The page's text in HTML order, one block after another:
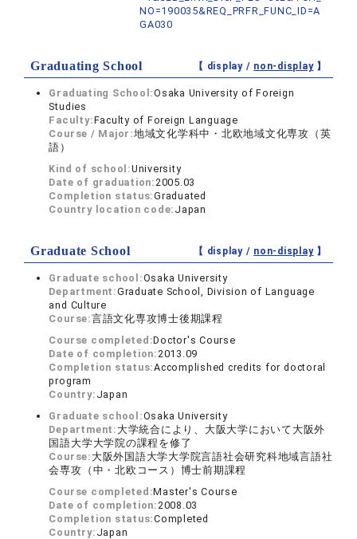
NO=190035&REQ_PRFR_FUNC_ID=A
GA030
Graduating School 【 display / non-display】
Graduating School:Osaka University of Foreign
Studies
Faculty:Faculty of Foreign Language
Course / Major:地域文化学科中・北欧地域文化専攻（英
語）
Kind of school:University
Date of graduation:2005.03
Completion status:Graduated
Country location code: Japan
Graduate School 【 display / non-display】
Graduate school:Osaka University
Department:Graduate School, Division of Language
and Culture
Course:言語文化専攻博士後期課程
Course completed:Doctor's Course
Date of completion:2013.09
Completion status:Accomplished credits for doctoral
program
Country: Japan
Graduate school:Osaka University
Department: 大学統合により、大阪大学において大阪外
国語大学大学院の課程を修了
Course: 大阪外国語大学大学院言語社会研究科地域言語社
会専攻（中・北欧コース）博士前期課程
Course completed:Master's Course
Date of completion:2008.03
Completion status:Completed
Country: Japan